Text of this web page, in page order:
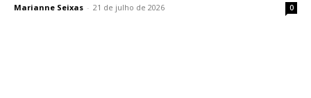
Marianne Seixas - 21 de julho de 2026 0